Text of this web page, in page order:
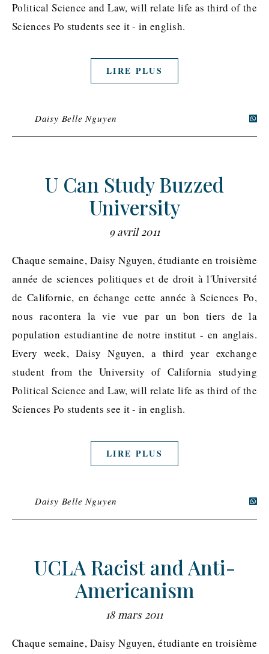
Political Science and Law, will relate life as third of the
Sciences Po students see it - in english.
LIRE PLUS
Daisy Belle Nguyen
U Can Study Buzzed
University
9 avril 2011
Chaque semaine, Daisy Nguyen, étudiante en troisième
année de sciences politiques et de droit à l'Université
de Californie, en échange cette année à Sciences Po,
nous racontera la vie vue par un bon tiers de la
population estudiantine de notre institut - en anglais.
Every week, Daisy Nguyen, a third year exchange
student from the University of California studying
Political Science and Law, will relate life as third of the
Sciences Po students see it - in english.
LIRE PLUS
Daisy Belle Nguyen
UCLA Racist and Anti-
Americanism
18 mars 2011
Chaque semaine, Daisy Nguyen, étudiante en troisième